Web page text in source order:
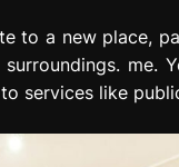
to a new place,
me.
services like